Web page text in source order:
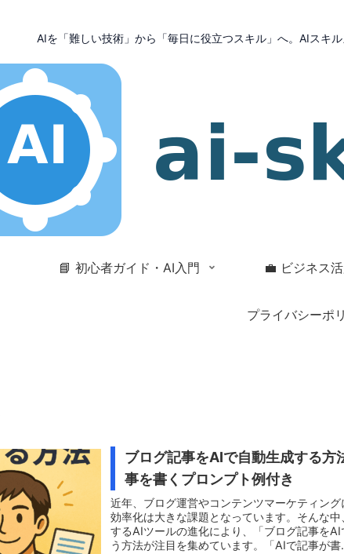
AIを「難しい技術」から「毎日に役立つスキル」へ。AIスキ
📘 初心者ガイド・AI入門 💼 ビジネス
プライバシーポ
ブログ記事をAIで自動生成する方
事を書くプロンプト例付き
近年、ブログ運営やコンテンツマーケティン
効率化は大きな課題となっています。そんな
するAIツールの進化により、「ブログ記事を
う方法が注目を集めています。「AIで記事が書